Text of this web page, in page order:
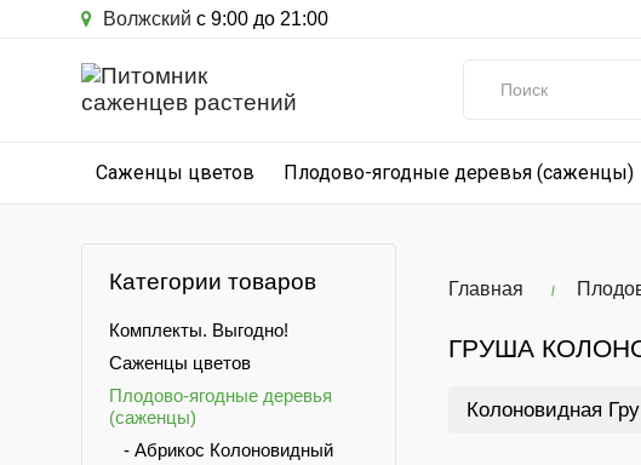
Волжский с 9:00 до 21:00
Саженцы цветов Плодово-ягодные деревья (саженцы)
Категории товаров
Комплекты. Выгодно!
Саженцы цветов
Плодово-ягодные деревья
(саженцы)
- Абрикос Колоновидный
Главная
ГРУША
Колоновидная